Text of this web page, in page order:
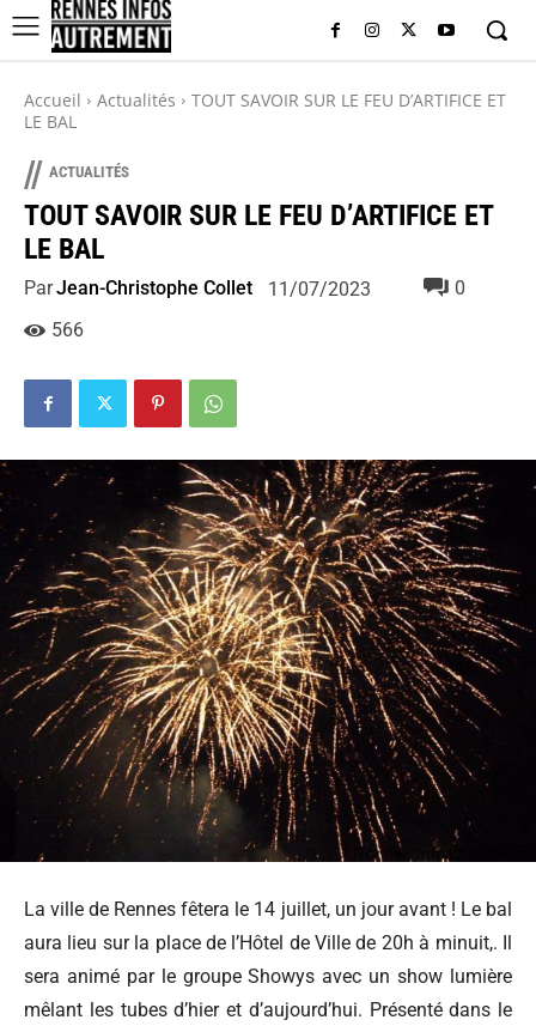
Accueil Actualités
TOUT SAVOIR SUR LE FEU D’ARTIFICE ET
LE BAL
// ACTUALITÉS
TOUT SAVOIR SUR LE FEU D’ARTIFICE ET
LE BAL
ParJean-Christophe Collet 11/07/2023
0
566
La ville de Rennes fêtera le 14 juillet, un jour avant ! Le bal
aura lieu sur la place de l’Hôtel de Ville de 20h à minuit,. Il
sera animé par le groupe Showys avec un show lumière
mêlant les tubes d’hier et d’aujourd’hui. Présenté dans le